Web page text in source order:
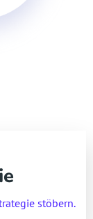
stöbern.